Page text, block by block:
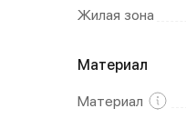
Жилая зона
Материал
Материал